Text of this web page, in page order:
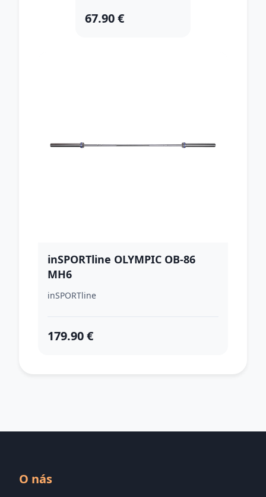
67.90 €
inSPORTline OLYMPIC OB-86
MH6
inSPORTline
179.90 €
O nás